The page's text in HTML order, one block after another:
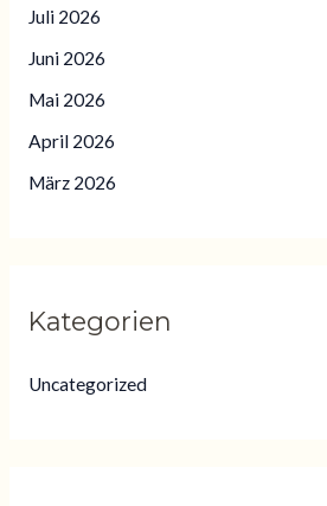
Juli 2026
Juni 2026
Mai 2026
April 2026
März 2026
Kategorien
Uncategorized